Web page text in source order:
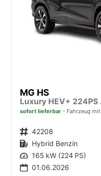
MG HS
sofort lieferbar Fahrzeug
Fahrzeugnr. 42208
Kraftstoff Hybrid Benzin
Leistung 165 kW (224 PS)
01.06.2026